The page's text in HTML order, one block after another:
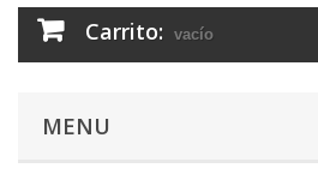
Carrito: vacío
MENU